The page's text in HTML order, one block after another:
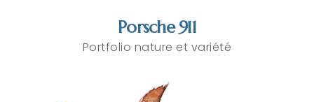
Porsche 911
Portfolio nature et variété